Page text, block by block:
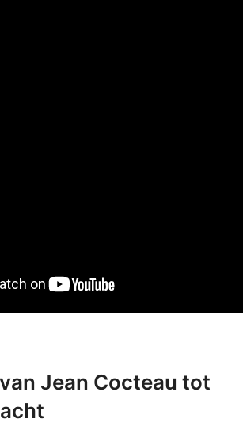
Jean Cocteau tot